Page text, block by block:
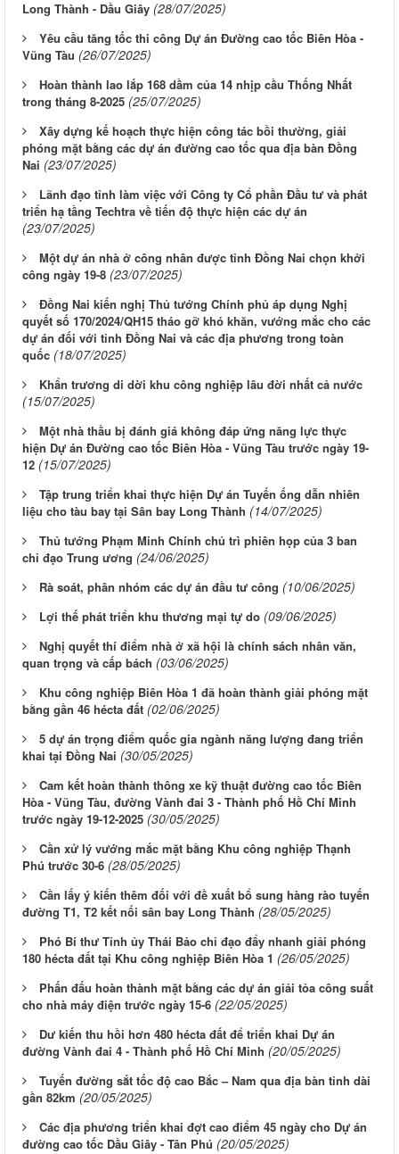
Long Thành - Dầu Giây (28/07/2025)
Yêu cầu tăng tốc thi công Dự án Đường cao tốc Biên Hòa -
Vũng Tàu (26/07/2025)
Hoàn thành lao lắp 168 dầm của 14 nhịp cầu Thống Nhất
trong tháng 8-2025 (25/07/2025)
Xây dựng kế hoạch thực hiện công tác bồi thường, giải
phóng mặt bằng các dự án đường cao tốc qua địa bàn Đồng
Nai (23/07/2025)
Lãnh đạo tỉnh làm việc với Công ty Cổ phần Đầu tư và phát
triển hạ tầng Techtra về tiến độ thực hiện các dự án
(23/07/2025)
Một dự án nhà ở công nhân được tỉnh Đồng Nai chọn khởi
công ngày 19-8 (23/07/2025)
Đồng Nai kiến nghị Thủ tướng Chính phủ áp dụng Nghị
quyết số 170/2024/QH15 tháo gỡ khó khăn, vướng mắc cho các
dự án đối với tỉnh Đồng Nai và các địa phương trong toàn
quốc (18/07/2025)
Khẩn trương di dời khu công nghiệp lâu đời nhất cả nước
(15/07/2025)
Một nhà thầu bị đánh giá không đáp ứng năng lực thực
hiện Dự án Đường cao tốc Biên Hòa - Vũng Tàu trước ngày 19-
12 (15/07/2025)
Tập trung triển khai thực hiện Dự án Tuyến ống dẫn nhiên
liệu cho tàu bay tại Sân bay Long Thành (14/07/2025)
Thủ tướng Phạm Minh Chính chủ trì phiên họp của 3 ban
chỉ đạo Trung ương (24/06/2025)
Rà soát, phân nhóm các dự án đầu tư công (10/06/2025)
Lợi thế phát triển khu thương mại tự do (09/06/2025)
Nghị quyết thí điểm nhà ở xã hội là chính sách nhân văn,
quan trọng và cấp bách (03/06/2025)
Khu công nghiệp Biên Hòa 1 đã hoàn thành giải phóng mặt
bằng gần 46 hécta đất (02/06/2025)
5 dự án trọng điểm quốc gia ngành năng lượng đang triển
khai tại Đồng Nai (30/05/2025)
Cam kết hoàn thành thông xe kỹ thuật đường cao tốc Biên
Hòa - Vũng Tàu, đường Vành đai 3 - Thành phố Hồ Chí Minh
trước ngày 19-12-2025 (30/05/2025)
Cần xử lý vướng mắc mặt bằng Khu công nghiệp Thạnh
Phú trước 30-6 (28/05/2025)
Cần lấy ý kiến thêm đối với đề xuất bổ sung hàng rào tuyến
đường T1, T2 kết nối sân bay Long Thành (28/05/2025)
Phó Bí thư Tỉnh ủy Thái Bảo chỉ đạo đẩy nhanh giải phóng
180 hécta đất tại Khu công nghiệp Biên Hòa 1 (26/05/2025)
Phấn đấu hoàn thành mặt bằng các dự án giải tỏa công suất
cho nhà máy điện trước ngày 15-6 (22/05/2025)
Dư kiến thu hồi hơn 480 hécta đất để triển khai Dự án
đường Vành đai 4 - Thành phố Hồ Chí Minh (20/05/2025)
Tuyến đường sắt tốc độ cao Bắc – Nam qua địa bàn tỉnh dài
gần 82km (20/05/2025)
Các địa phương triển khai đợt cao điểm 45 ngày cho Dự án
đường cao tốc Dầu Giây - Tân Phú (20/05/2025)